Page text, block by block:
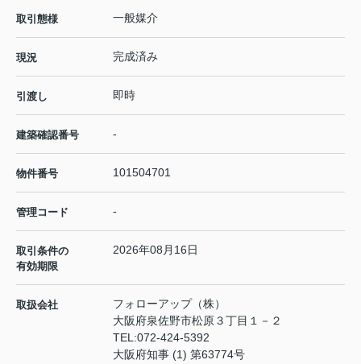
取引態様 一般媒介
現況 完成済み
引渡し 即時
建築確認番号 -
物件番号 101504701
管理コード -
取引条件の
有効期限
2026年08月16日
取扱会社
フォローアップ（株）
大阪府泉佐野市松原３丁目１－２
TEL:072-424-5392
大阪府知事 (1) 第63774号